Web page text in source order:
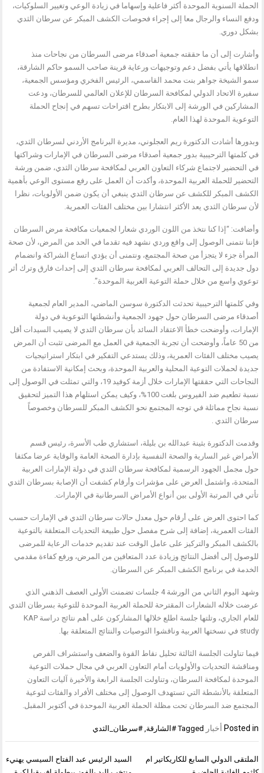
الحملة السنوية الموحدة أكثر فاعلية وإسهاما في زيادة الوعي وتغيير السلوكيات،
ودفع النساء والرجال معا إلى إجراء فحوصات الكشف المبكر عن سرطان الثدي
بشكل دوري.
وأشارت إلى أن ما حققته جمعية أصدقاء مرضى السرطان من نجاحات منذ
انطلاقها يأتي بفضل دعم وتوجيهات ورعاية قرينة صاحب السمو حاكم الشارقة،
سمو الشيخة جواهر بنت محمد القاسمي، الرئيس الفخري ومؤسس الجمعية،
سفيرة الاتحاد الدولي لمكافحة السرطان للإعلان العالمي للسرطان، ودعت
المشاركين في الورشة إلى الابتكار بطرح اقتراحات تسهم في إنجاح الحملة
التوعوية الموحدة لهذا العام.
وبدورها أشادت الدكتورة ريم العجلوني، مديرة البرنامج الأردني لسرطان الثدي،
في كلمتها الترحيبية بدور جمعية أصدقاء مرضى السرطان في الإمارات وشراكتها
في التحضير لاجتماع شركاء التعاون العربي لمكافحة سرطان الثدي، ضمن ورشة
التحضير للحملة العربية الموحدة، وأكدت أن العمل على رفع مستوى الوعي بأهمية
الكشف المبكر للكشف عن سرطان الثدي ينبغي أن يكون ضمن الأولويات، نظرا
لأن سرطان الثدي يعد الأكثر انتشارا بين مختلف الفئات العمرية.
وأضافت: “إذا كنا نتخذ من اللون الوردي شعارا لجمعيات مكافحة مرض السرطان
فإننا نتمنى الوصول إلى واقع وردي نشهد فيه تقدما في الحد من المرض، لأن صحة
المرأة جزء لا يتجزأ من صحة المجتمع، ونتمنى أن يؤدي اتساع الشراكة وانضمام
دول جديدة إلى التحالف العربي لمكافحة سرطان الثدي إلى إحداث فارق وترك أثر
توعوي واسع من خلال حملة التوعية العربية الموحدة”.
وفي كلمتها الترحيبية تحدثت الدكتورة سوسن الماضي، المدير العام لجمعية
أصدقاء مرضى السرطان حول جهود الجمعية وأنشطتها التوعوية في دولة
الإمارات، وأوضحت خطأ الاعتقاد السائد بأن سرطان الثدي لا يصيب السيدات أقل
من 50 عاماً، وأوضحت أن تجربة الجمعية في العمل مع المرضى تثبت أن المرض
يصيب مختلف الفئات العمرية، وذلك يستدعي التفكير في ابتكار استراتيجيات
جديدة لحملات التوعية المحلية والعربية الموحدة، وبحث إمكانية الاستفادة من
النجاحات التي حققتها الإمارات خلال أزمة كوفيد 19، والتي تمثلت في الوصول إلى
نسبة تطعيم ضد الفيروس بلغت 100%، وكيف يمكن استلهام هذا التميز لتحقيق
نسبة نجاح مماثلة في توجه المجتمع نحو الكشف المبكر للسرطان وخصوصاً
سرطان الثدي .
وقدمت الدكتورة بثينة عبدالله بن بليلة، استشاري طب الأسرة، رئيس قسم
الأمراض غير السارية والصحة النفسية بإدارة الصحة العامة والوقاية عرضا مكثفا
حول مجمل الجهود الرسمية لمكافحة سرطان الثدي في دولة الإمارات العربية
المتحدة، واشتمل العرض على مؤشرات وأرقام كشفت أن الإصابة بسرطان الثدي
تأتي في المرتبة الأولى بين أنواع الأمراض السرطانية في الإمارات.
كما احتوى العرض على أرقام حول معدل حالات سرطان الثدي في الإمارات حسب
الفئات العمرية، إضافة إلى شرح مفصل حول طبيعة التحديات المتعلقة بالتوعية
بالكشف المبكر والتركيز على عامل الوقت عند تقديم خدمات الرعاية للمرضى
للوصول إلى أفضل النتائج وزيادة عدد المتعافين من المرض، ورفع كفاءة مقدمي
الخدمة في برنامج الكشف المبكر عن السرطان.
وشهد اليوم الثاني من الورشة 4 جلسات تضمنت الأولى العصف الذهني الذي
عرضت خلاله الشعارات المقترحة للحملة العربية الموحدة للتوعية بسرطان الثدي
للعام الجاري، وتلتها جلسة اطلع خلالها المشاركون على أهم نتائج دراسة KAP
study في نسختها العربية وناقشوا التوصيات والنتائج المتعلقة بها.
فيما تناولت الجلسة الثالثة تحليل نقاط القوة والضعف واستشراف الفرص
ومناقشة التحديات والأولويات أمام التعاون العربي في مجال حملات التوعية
الموحدة لمكافحة السرطان، وتناولت الجلسة الرابعة والأخيرة آليات التعاون
المتعلقة بالأنشطة التي تستهدف الوصول إلى مختلف الأفراد والفئات لتوعية
المجتمع ضد السرطان تحت مظلة الحملة العربية الموحدة في أكتوبر المقبل.
Posted in أخبار Tagged #الشارقة ,#سرطان_الثدي
تصفّح
السيد الرئيس عبد الفتاح السيسي يهنيء
الملتقى الدولي السابع للكاريكاتير ام